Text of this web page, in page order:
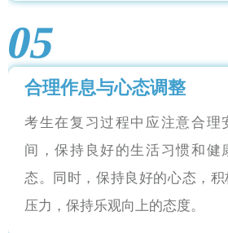
05
合理作息与心态调整
考生在复习过程中应注意合理
间，保持良好的生活习惯和健
态。同时，保持良好的心态，
压力，保持乐观向上的态度。